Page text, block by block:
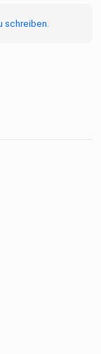
schreiben.